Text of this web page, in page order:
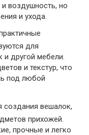
воздушность, но
и ухода.
для
и другой мебели.
и текстур, что
под любой
создания вешалок,
прихожей.
прочные и легко